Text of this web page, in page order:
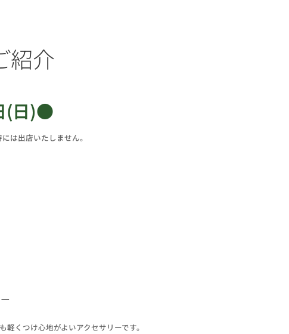
紹介
(日)●
は出店いたしません。
くつけ心地がよいアクセサリーです。